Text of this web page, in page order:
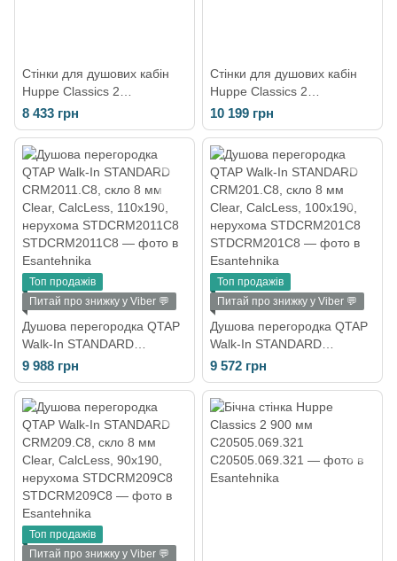
Стінки для душових кабін
Huppe Classics 2
(C20303.069.321)
8 433 грн
Стінки для душових кабін
Huppe Classics 2
(C20102.069.321)
10 199 грн
Топ продажів
Питай про знижку у Viber 💬
Душова перегородка QTAP
Walk-In STANDARD
CRM2011.C8, скло 8 мм
Clear, CalcLess, 110x190,
нерухома STDCRM2011C8
9 988 грн
Топ продажів
Питай про знижку у Viber 💬
Душова перегородка QTAP
Walk-In STANDARD
CRM201.C8, скло 8 мм
Clear, CalcLess, 100x190,
нерухома STDCRM201C8
9 572 грн
Топ продажів
Питай про знижку у Viber 💬